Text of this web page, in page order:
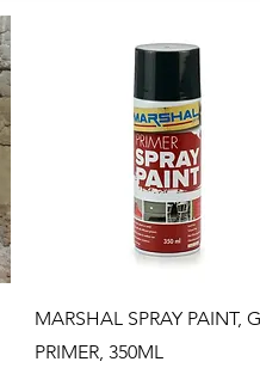
Aperçu rapide
MARSHAL SPRAY PAINT,
PRIMER, 350ML